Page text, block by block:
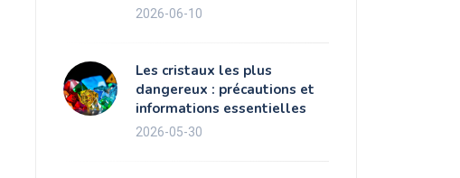
2026-06-10
Les cristaux les plus
dangereux : précautions et
informations essentielles
2026-05-30